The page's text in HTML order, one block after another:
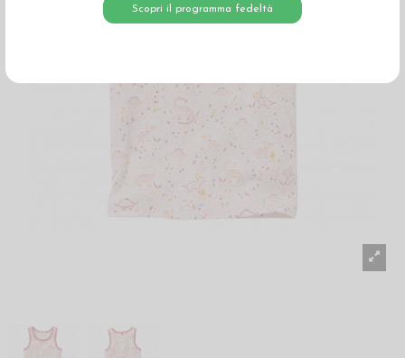
Scopri il programma fedeltà